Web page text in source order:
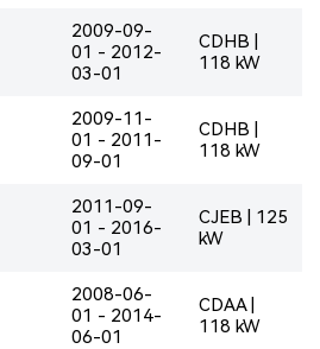
2009-09-
01 - 2012-
03-01
CDHB |
118 kW
2009-11-
01 - 2011-
09-01
CDHB |
118 kW
2011-09-
01 - 2016-
03-01
CJEB | 125
kW
2008-06-
01 - 2014-
06-01
CDAA |
118 kW